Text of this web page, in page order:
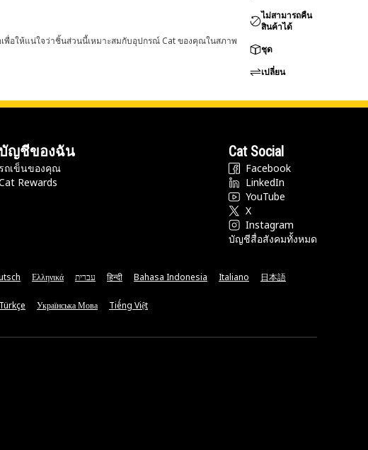
อให้แน่ใจว่าชิ้นส่วนนี้เหมาะสมกับอุปกรณ์ Cat ของคุณในสภาพ
ไม่สามารถคืน
สินค้าได้
ชุด
เปลี่ยน
ญชีของฉัน
ถเข็นของคุณ
Rewards
Cat Social
Facebook
LinkedIn
YouTube
X
Instagram
บัญชีสื่อสังคมทั้งหมด
Ελληνικά עברית हिन्दी Bahasa Indonesia Italiano 日本語
Türkçe Українська Мова Tiếng Việt